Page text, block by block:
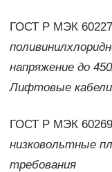
ГОСТ Р МЭК
напряжение до
Лифтовые кабели
ГОСТ Р МЭК
низковольтные
требования